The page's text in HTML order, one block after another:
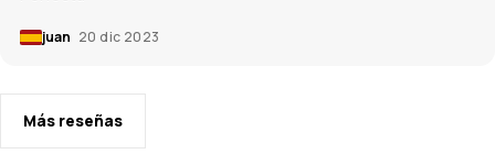
juan 20 dic 2023
Más reseñas